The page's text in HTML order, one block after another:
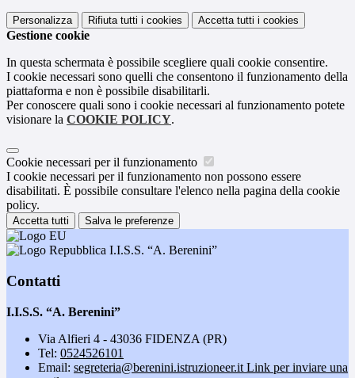
Personalizza Rifiuta tutti i cookies Accetta tutti i cookies
Gestione cookie
In questa schermata è possibile scegliere quali cookie consentire.
I cookie necessari sono quelli che consentono il funzionamento della
piattaforma e non è possibile disabilitarli.
Per conoscere quali sono i cookie necessari al funzionamento potete
visionare la COOKIE POLICY.
Cookie necessari per il funzionamento
I cookie necessari per il funzionamento non possono essere
disabilitati. È possibile consultare l'elenco nella pagina della cookie
policy.
Accetta tutti Salva le preferenze
I.I.S.S. “A. Berenini”
Contatti
I.I.S.S. “A. Berenini”
Via Alfieri 4 - 43036 FIDENZA (PR)
Tel: 0524526101
Email: segreteria@berenini.istruzioneer.it Link per inviare una